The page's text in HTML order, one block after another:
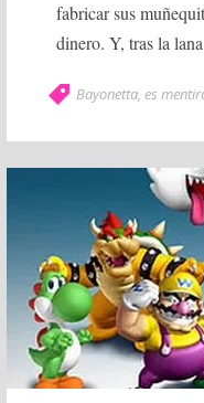
fabricar sus
dinero. Y, tras la
Bayonetta, es